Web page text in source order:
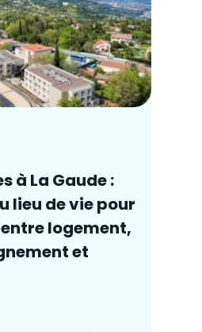
à La Gaude :
lieu de vie pour
logement,
et